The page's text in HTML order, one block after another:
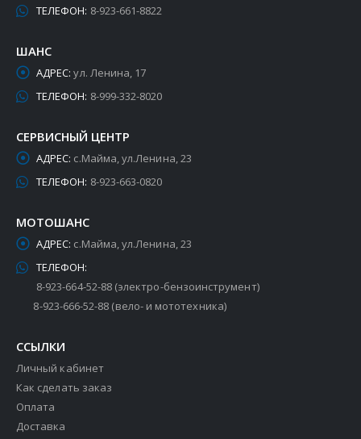
ТЕЛЕФОН: 8-923-661-8822
ШАНС
АДРЕС: ул. Ленина, 17
ТЕЛЕФОН: 8-999-332-8020
СЕРВИСНЫЙ ЦЕНТР
АДРЕС: с.Майма, ул.Ленина, 23
ТЕЛЕФОН: 8-923-663-0820
МОТОШАНС
АДРЕС: с.Майма, ул.Ленина, 23
ТЕЛЕФОН:
8-923-664-52-88 (электро-бензоинструмент)
8-923-666-52-88 (вело- и мототехника)
ССЫЛКИ
Личный кабинет
Как сделать заказ
Оплата
Доставка